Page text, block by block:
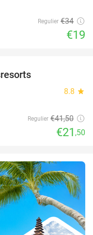
Regulier €34
€19
8.8 star
Regulier €41,50
€21 ,50